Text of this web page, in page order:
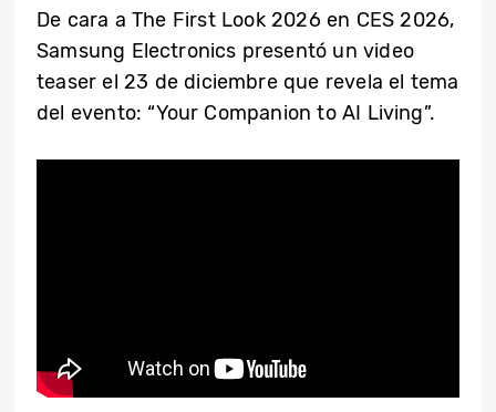
De cara a The First Look 2026 en CES 2026,
Samsung Electronics presentó un video
teaser el 23 de diciembre que revela el tema
del evento: “Your Companion to AI Living”.